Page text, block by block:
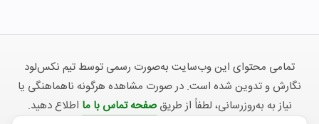
تمامی محتوای این وب‌سایت به‌صورت رسمی توسط تیم نکس‌لود
نگارش و تدوین شده است. در صورت مشاهده هرگونه ناهماهنگی یا
نیاز به به‌روزرسانی، لطفاً از طریقصفحه تماس با ما اطلاع دهید.